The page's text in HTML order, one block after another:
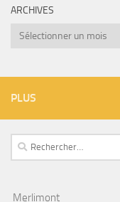
ARCHIVES
Archives
PLUS
Rechercher :
Merlimont